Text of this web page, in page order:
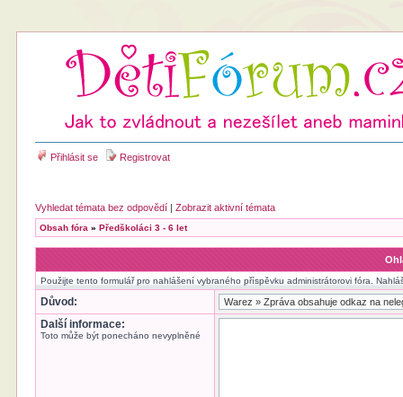
Přihlásit se Registrovat
Vyhledat témata bez odpovědí |Zobrazit aktivní témata
Obsah fóra »Předškoláci 3 - 6 let
Použijte tento formulář pro nahlášení vybraného příspěvku administrátorovi fóra.
Důvod:
Další informace:
Toto může být ponecháno nevyplněné